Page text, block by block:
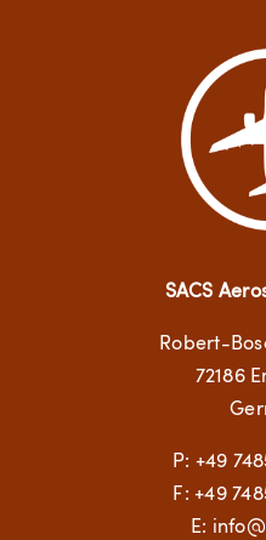
SACS
Robert-
72186
P: +49
F: +49
E: